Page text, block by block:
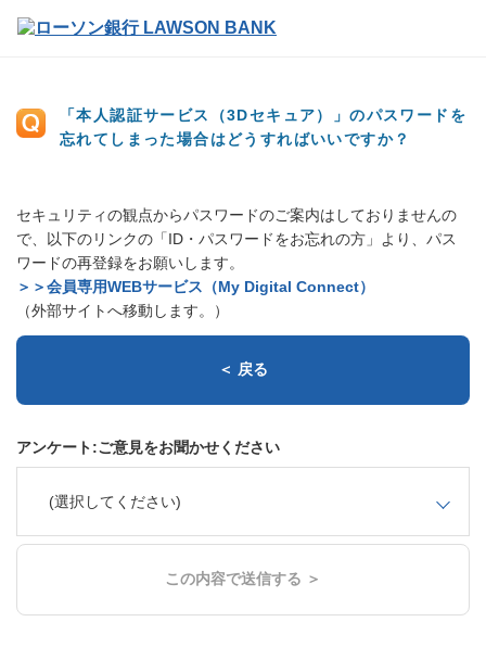
「本人認証サービス（3Dセキュア）」のパスワードを
忘れてしまった場合はどうすればいいですか？
セキュリティの観点からパスワードのご案内はしておりませんの
で、以下のリンクの「ID・パスワードをお忘れの方」より、パス
ワードの再登録をお願いします。
＞＞会員専用WEBサービス（My Digital Connect）
（外部サイトへ移動します。）
＜ 戻る
アンケート:ご意見をお聞かせください
(選択してください)
この内容で送信する ＞